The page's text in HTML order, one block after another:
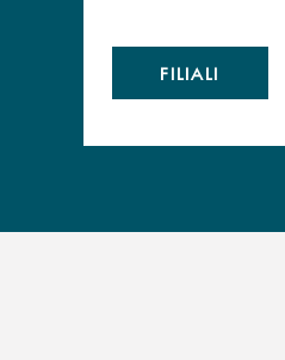
FILIALI